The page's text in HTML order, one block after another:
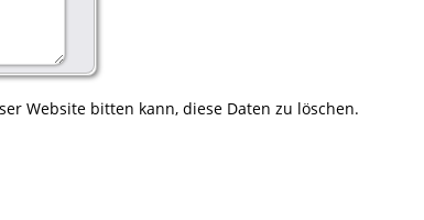
Website bitten kann, diese Daten zu löschen.